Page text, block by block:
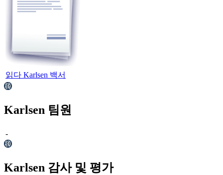
읽다 Karlsen 백서
Karlsen 팀원
-
Karlsen 감사 및 평가